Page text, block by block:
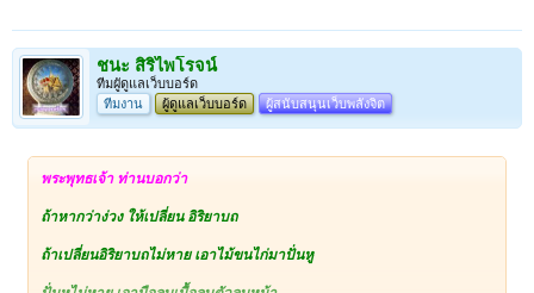
ชนะ สิริไพโรจน์
ทีมผูัดูแลเว็บบอร์ด
ทีมงาน
ผู้ดูแลเว็บบอร์ด ผู้สนับสนุนเว็บพลังจิต
พระพุทธเจ้า ท่านบอกว่า
ถ้าหากว่าง่วง ให้เปลี่ยน อิริยาบถ
ถ้าเปลี่ยนอิริยาบถไม่หาย เอาไม้ขนไก่มาปั่นหู